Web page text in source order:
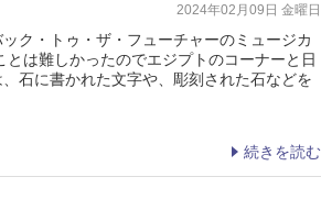
2024年02月09日 金曜日
ク・トゥ・ザ・フューチャーのミュージカ
は難しかったのでエジプトのコーナーと日
石に書かれた文字や、彫刻された石などを
続きを読む